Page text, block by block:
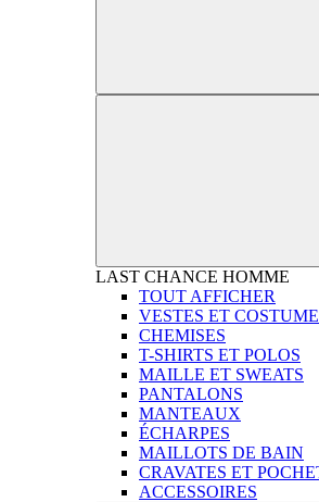
LAST CHANCE HOMME
TOUT AFFICHER
VESTES ET
CHEMISES
T-SHIRTS ET POLOS
MAILLE ET SWEATS
PANTALONS
MANTEAUX
ÉCHARPES
MAILLOTS DE BAIN
CRAVATES ET
ACCESSOIRES